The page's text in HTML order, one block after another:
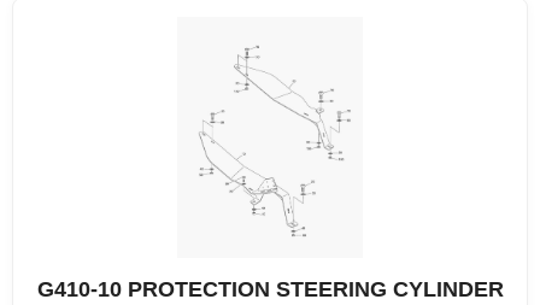
G410-10 PROTECTION STEERING CYLINDER